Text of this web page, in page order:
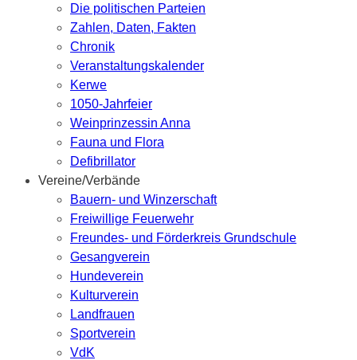
Die politischen Parteien
Zahlen, Daten, Fakten
Chronik
Veranstaltungskalender
Kerwe
1050-Jahrfeier
Weinprinzessin Anna
Fauna und Flora
Defibrillator
Vereine/Verbände
Bauern- und Winzerschaft
Freiwillige Feuerwehr
Freundes- und Förderkreis Grundschule
Gesangverein
Hundeverein
Kulturverein
Landfrauen
Sportverein
VdK